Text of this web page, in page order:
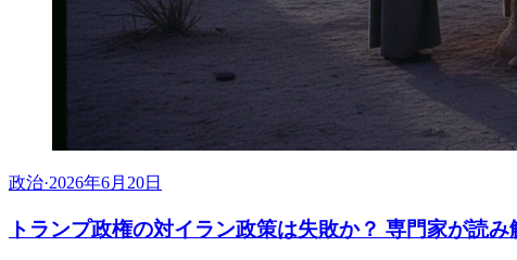
政治·2026年6月20日
トランプ政権の対イラン政策は失敗か？ 専門家が読